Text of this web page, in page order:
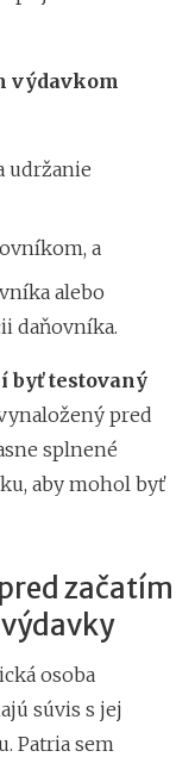
výdavkom
udržanie
a
alebo
daňovníka.
byť testovaný
pred
splnené
aby mohol byť
začatím
osoba
súvis s jej
Patria sem